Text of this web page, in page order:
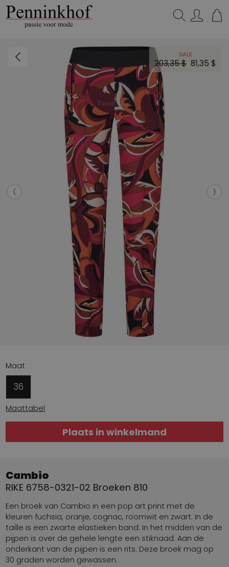
SALE
203,35 $ 81,35 $
Maat
36
Maattabel
Plaats in winkelmand
Cambio
RIKE 6758-0321-02 Broeken 810
Een broek van Cambio in een pop art print met de
kleuren fuchsia, oranje, cognac, roomwit en zwart. In de
taille is een zwarte elastieken band. In het midden van de
pijpen is over de gehele lengte een stiknaad. Aan de
onderkant van de pijpen is een rits. Deze broek mag op
30 graden worden gewassen.